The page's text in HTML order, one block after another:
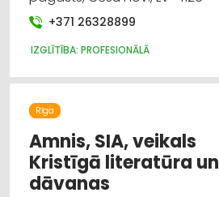
+371 26328899
IZGLĪTĪBA: PROFESIONĀLĀ
Rīga
Amnis, SIA, veikals
Kristīgā literatūra un
dāvanas